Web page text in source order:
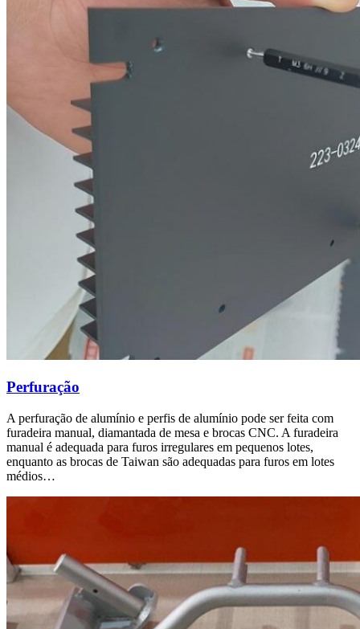
Perfuração
A perfuração de alumínio e perfis de alumínio pode ser feita com
furadeira manual, diamantada de mesa e brocas CNC. A furadeira
manual é adequada para furos irregulares em pequenos lotes,
enquanto as brocas de Taiwan são adequadas para furos em lotes
médios…